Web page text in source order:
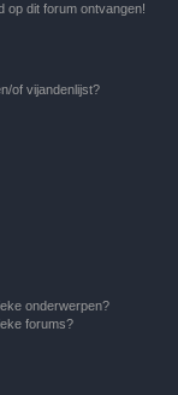
op dit forum ontvangen!
of vijandenlijst?
onderwerpen?
forums?